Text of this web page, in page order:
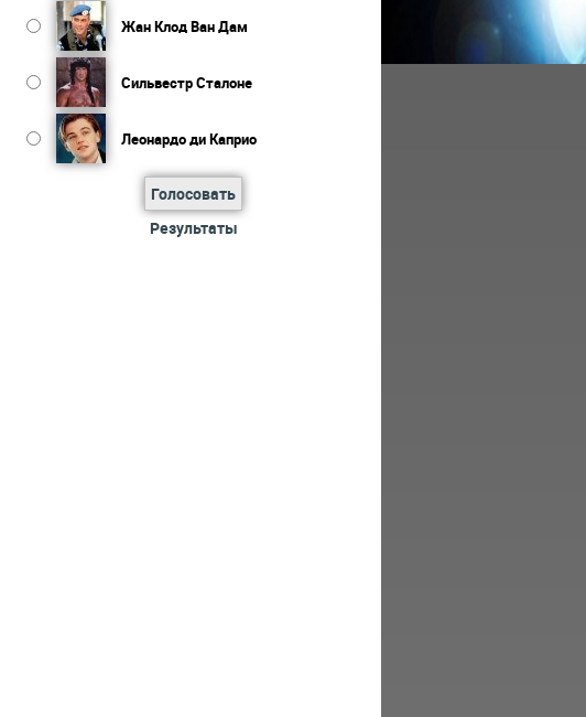
Жан Клод Ван Дам
Сильвестр Сталоне
Леонардо ди Каприо
Голосовать
Результаты